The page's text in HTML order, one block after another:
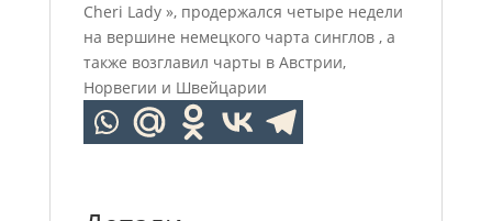
Cheri Lady », продержался четыре недели
на вершине немецкого чарта синглов , а
также возглавил чарты в Австрии,
Норвегии и Швейцарии